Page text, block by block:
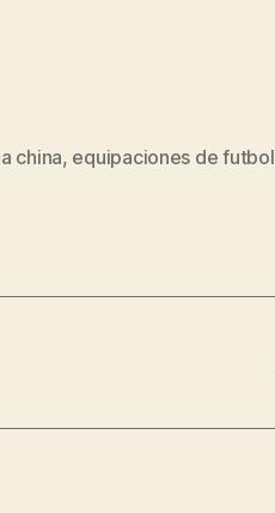
china, equipaciones de futbol